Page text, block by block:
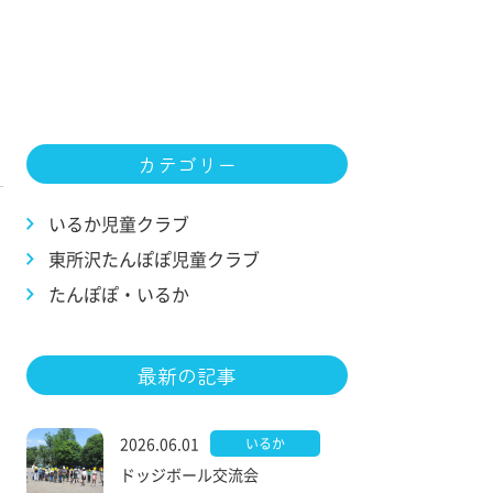
カテゴリー
いるか児童クラブ
東所沢たんぽぽ児童クラブ
たんぽぽ・いるか
最新の記事
2026.06.01 いるか
ドッジボール交流会